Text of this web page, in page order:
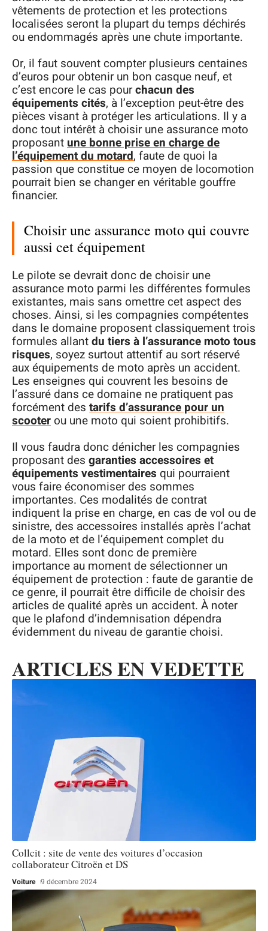
vêtements de protection et les protections
localisées seront la plupart du temps déchirés
ou endommagés après une chute importante.
Or, il faut souvent compter plusieurs centaines
d’euros pour obtenir un bon casque neuf, et
c’est encore le cas pourchacun des
équipements cités, à l’exception peut-être des
pièces visant à protéger les articulations. Il y a
donc tout intérêt à choisir une assurance moto
proposantune bonne prise en charge de
l’équipement du motard, faute de quoi la
passion que constitue ce moyen de locomotion
pourrait bien se changer en véritable gouffre
financier.
Choisir une assurance moto qui couvre
aussi cet équipement
Le pilote se devrait donc de choisir une
assurance moto parmi les différentes formules
existantes, mais sans omettre cet aspect des
choses. Ainsi, si les compagnies compétentes
dans le domaine proposent classiquement trois
formules allantdu tiers à l’assurance moto tous
risques, soyez surtout attentif au sort réservé
aux équipements de moto après un accident.
Les enseignes qui couvrent les besoins de
l’assuré dans ce domaine ne pratiquent pas
forcément des tarifs d’assurance pour un
scooter ou une moto qui soient prohibitifs.
Il vous faudra donc dénicher les compagnies
proposant des garanties accessoires et
équipements vestimentaires qui pourraient
vous faire économiser des sommes
importantes. Ces modalités de contrat
indiquent la prise en charge, en cas de vol ou de
sinistre, des accessoires installés après l’achat
de la moto et de l’équipement complet du
motard. Elles sont donc de première
importance au moment de sélectionner un
équipement de protection : faute de garantie de
ce genre, il pourrait être difficile de choisir des
articles de qualité après un accident. À noter
que le plafond d’indemnisation dépendra
évidemment du niveau de garantie choisi.
ARTICLES EN VEDETTE
Collcit : site de vente des voitures d’occasion
collaborateur Citroën et DS
Voiture 9 décembre 2024